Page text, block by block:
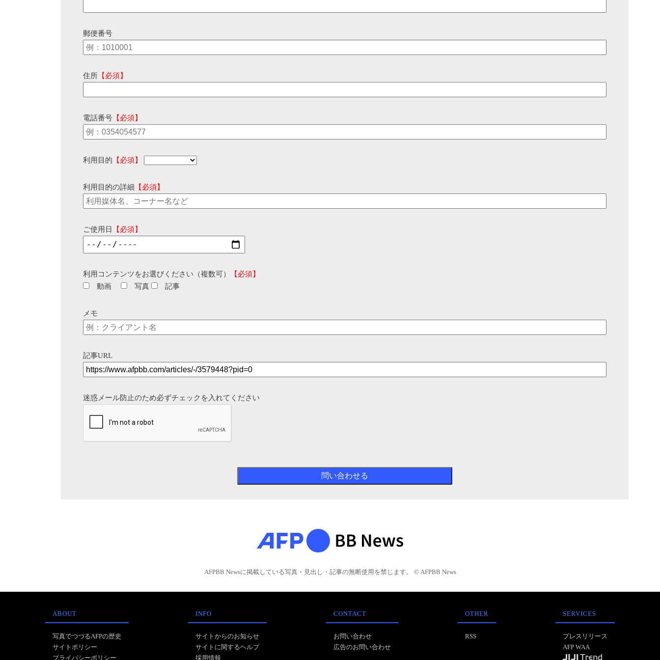
郵便番号
住所 【必須】
電話番号 【必須】
利用目的 【必須】
利用目的の詳細 【必須】
ご使用日 【必須】
利用コンテンツをお選びください（複数可）
【必須】
動画
写真 記事
メモ
記事URL
迷惑メール防止のため必ずチェックを入れてください
AFPBB Newsに掲載している写真・見出し・記事の無断使用を禁じます。 © AFPBB News
ABOUT
写真でつづるAFPの歴史
サイトポリシー
プライバシーポリシー
INFO
サイトからのお知らせ
サイトに関するヘルプ
採用情報
CONTACT
お問い合わせ
広告のお問い合わせ
OTHER
RSS
SERVICES
プレスリリース
AFP WAA